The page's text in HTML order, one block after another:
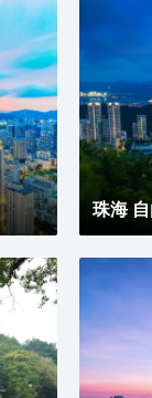
珠海